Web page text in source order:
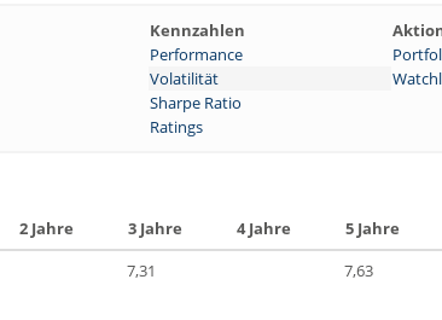
Kennzahlen
Performance
Volatilität
Sharpe Ratio
Ratings
2 Jahre 3 Jahre 4 Jahre 5 Jahre
7,31 7,63